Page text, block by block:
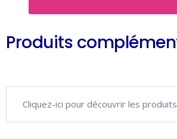
Produits
Cliquez-ici pour découvrir les produits